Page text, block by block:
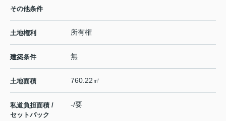
その他条件
土地権利 所有権
建築条件 無
土地面積 760.22㎡
私道負担面積 /
セットバック
-/要